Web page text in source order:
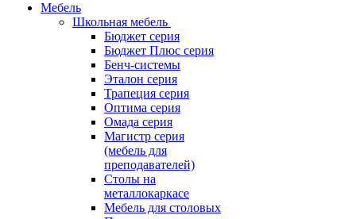
Мебель
Школьная мебель
Бюджет серия
Бюджет Плюс серия
Бенч-системы
Эталон серия
Трапеция серия
Оптима серия
Омада серия
Магистр серия
(мебель для
преподавателей)
Столы на
металлокаркасе
Мебель для столовых